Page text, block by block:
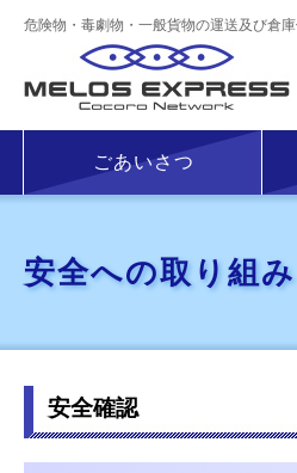
危険物・毒劇物・一般貨物の運送及び倉
ごあいさつ
安全への取り組
安全確認